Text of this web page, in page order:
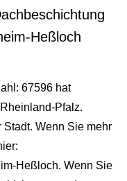
Heßloch
67596 hat
Pfalz.
Wenn Sie mehr
Heßloch. Wenn Sie